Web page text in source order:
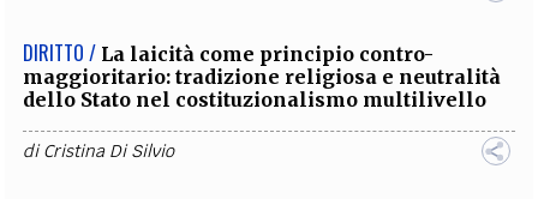
DIRITTO / La laicità come principio contro-
maggioritario: tradizione religiosa e neutralità
dello Stato nel costituzionalismo multilivello
diCristina Di Silvio